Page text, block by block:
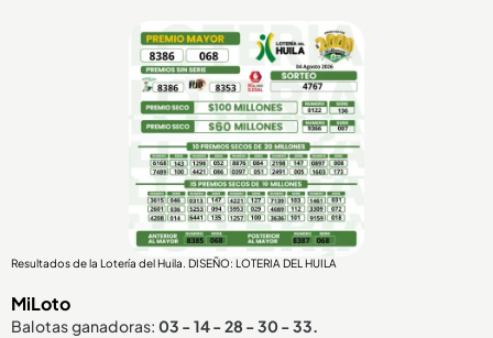
Resultados de la Lotería del Huila. DISEÑO: LOTERIA DEL HUILA
MiLoto
Balotas ganadoras: 03 - 14 - 28 - 30 - 33.